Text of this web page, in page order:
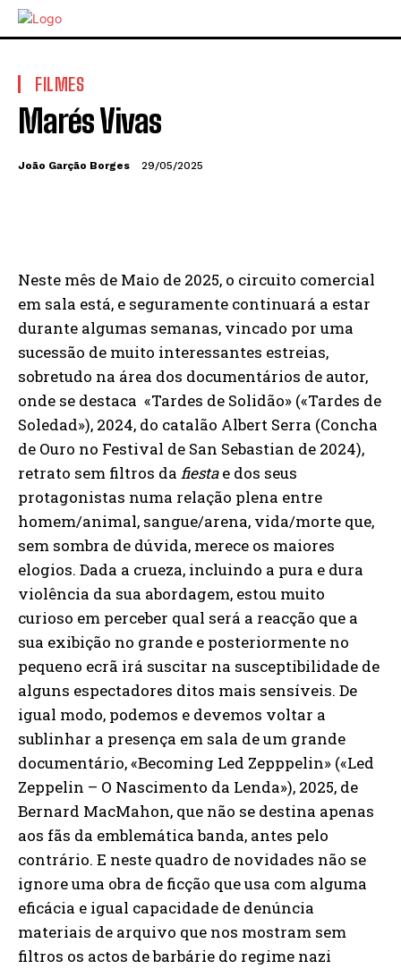
FILMES
Marés Vivas
João Garção Borges 29/05/2025
Neste mês de Maio de 2025, o circuito comercial
em sala está, e seguramente continuará a estar
durante algumas semanas, vincado por uma
sucessão de muito interessantes estreias,
sobretudo na área dos documentários de autor,
onde se destaca «Tardes de Solidão» («Tardes de
Soledad»), 2024, do catalão Albert Serra (Concha
de Ouro no Festival de San Sebastian de 2024),
retrato sem filtros da fiestae dos seus
protagonistas numa relação plena entre
homem/animal, sangue/arena, vida/morte que,
sem sombra de dúvida, merece os maiores
elogios. Dada a crueza, incluindo a pura e dura
violência da sua abordagem, estou muito
curioso em perceber qual será a reacção que a
sua exibição no grande e posteriormente no
pequeno ecrã irá suscitar na susceptibilidade de
alguns espectadores ditos mais sensíveis. De
igual modo, podemos e devemos voltar a
sublinhar a presença em sala de um grande
documentário, «Becoming Led Zepppelin» («Led
Zeppelin – O Nascimento da Lenda»), 2025, de
Bernard MacMahon, que não se destina apenas
aos fãs da emblemática banda, antes pelo
contrário. E neste quadro de novidades não se
ignore uma obra de ficção que usa com alguma
eficácia e igual capacidade de denúncia
materiais de arquivo que nos mostram sem
filtros os actos de barbárie do regime nazi